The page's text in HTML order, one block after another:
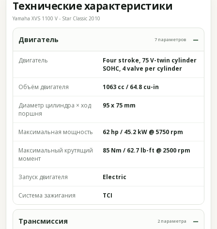
Технические характеристики
Yamaha XVS 1100 V - Star Classic 2010
Двигатель 7 параметров
Двигатель
Four stroke, 75 V-twin cylinder
SOHC, 4 valve per cylinder
Объём двигателя 1063 cc / 64.8 cu-in
Диаметр цилиндра × ход
поршня
95 x 75 mm
Максимальная мощность 62 hp / 45.2 kW @ 5750 rpm
Максимальный крутящий
момент
85 Nm / 62.7 lb-ft @ 2500 rpm
Запуск двигателя Electric
Система зажигания TCI
Трансмиссия 2 параметра